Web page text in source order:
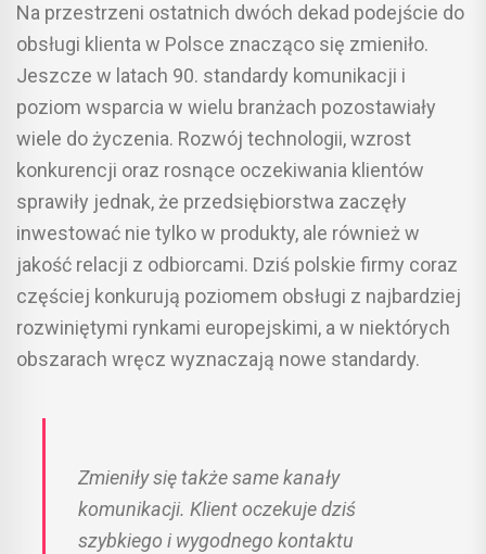
Na przestrzeni ostatnich dwóch dekad podejście do
obsługi klienta w Polsce znacząco się zmieniło.
Jeszcze w latach 90. standardy komunikacji i
poziom wsparcia w wielu branżach pozostawiały
wiele do życzenia. Rozwój technologii, wzrost
konkurencji oraz rosnące oczekiwania klientów
sprawiły jednak, że przedsiębiorstwa zaczęły
inwestować nie tylko w produkty, ale również w
jakość relacji z odbiorcami. Dziś polskie firmy coraz
częściej konkurują poziomem obsługi z najbardziej
rozwiniętymi rynkami europejskimi, a w niektórych
obszarach wręcz wyznaczają nowe standardy.
Zmieniły się także same kanały
komunikacji. Klient oczekuje dziś
szybkiego i wygodnego kontaktu